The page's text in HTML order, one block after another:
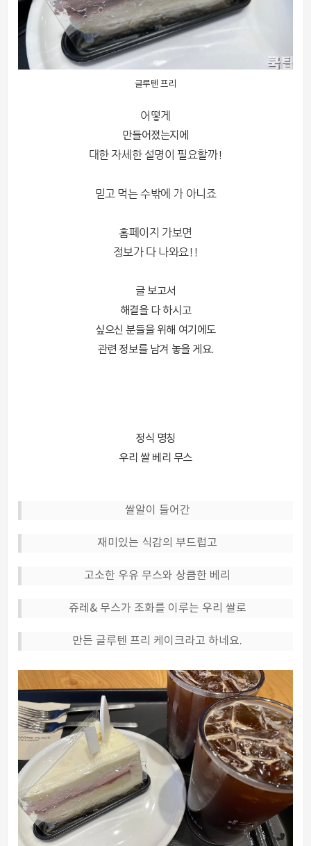
글루텐 프리
어떻게
만들어졌는지에
대한 자세한 설명이 필요할까!
믿고 먹는 수밖에 가 아니죠
홈페이지 가보면
정보가 다 나와요!!
글 보고서
해결을 다 하시고
싶으신 분들을 위해 여기에도
관련 정보를 남겨 놓을 게요.
정식 명칭
우리 쌀 베리 무스
쌀알이 들어간
재미있는 식감의 부드럽고
고소한 우유 무스와 상큼한 베리
쥬레& 무스가 조화를 이루는 우리 쌀로
만든 글루텐 프리 케이크라고 하네요.